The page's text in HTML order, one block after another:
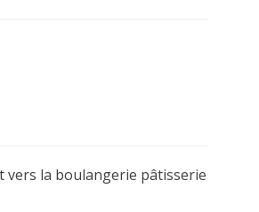
vers la boulangerie pâtisserie